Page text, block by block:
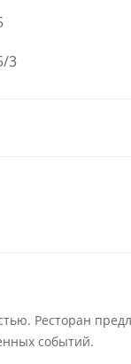
3
Ресторан
событий.